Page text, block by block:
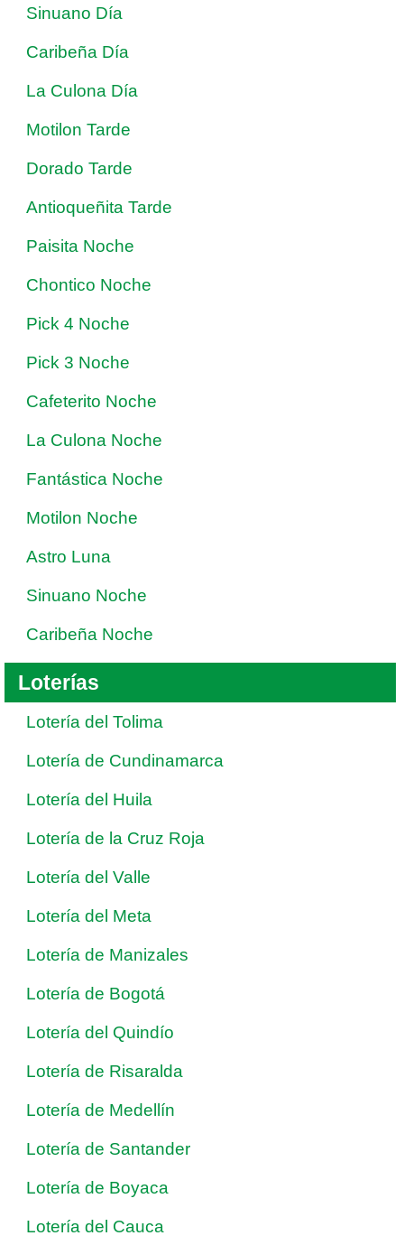
Sinuano Día
Caribeña Día
La Culona Día
Motilon Tarde
Dorado Tarde
Antioqueñita Tarde
Paisita Noche
Chontico Noche
Pick 4 Noche
Pick 3 Noche
Cafeterito Noche
La Culona Noche
Fantástica Noche
Motilon Noche
Astro Luna
Sinuano Noche
Caribeña Noche
Loterías
Lotería del Tolima
Lotería de Cundinamarca
Lotería del Huila
Lotería de la Cruz Roja
Lotería del Valle
Lotería del Meta
Lotería de Manizales
Lotería de Bogotá
Lotería del Quindío
Lotería de Risaralda
Lotería de Medellín
Lotería de Santander
Lotería de Boyaca
Lotería del Cauca